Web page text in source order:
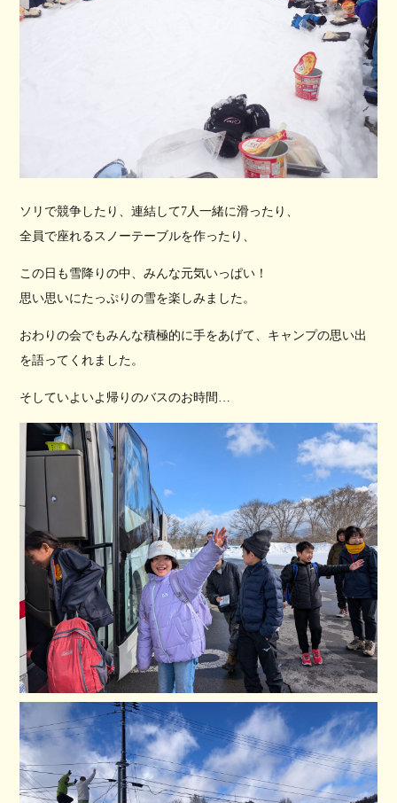
ソリで競争したり、連結して7人一緒に滑ったり、
全員で座れるスノーテーブルを作ったり、
この日も雪降りの中、みんな元気いっぱい！
思い思いにたっぷりの雪を楽しみました。
おわりの会でもみんな積極的に手をあげて、キャンプの思い出
を語ってくれました。
そしていよいよ帰りのバスのお時間…